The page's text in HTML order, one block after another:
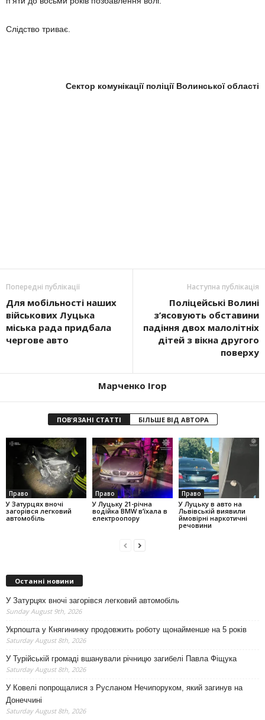
Слідство триває.
Сектор комунікації поліції Волинської області
Попередні публікації
Для мобільності наших
військових Луцька
міська рада придбала
чергове авто
Наступна публікація
Поліцейські Волині
з’ясовують обставини
падіння двох малолітніх
дітей з вікна другого
поверху
Марченко Ігор
ПОВ'ЯЗАНІ СТАТТІ БІЛЬШЕ ВІД АВТОРА
Право
У Затурцях вночі
загорівся легковий
автомобіль
Право
У Луцьку 21-річна
водійка BMW в’їхала в
електроопору
Право
У Луцьку в авто на
Львівській виявили
ймовірні наркотичні
речовини
Останні новини
У Затурцях вночі загорівся легковий автомобіль
Sunday August 9th, 2026
Укрпошта у Княгининку продовжить роботу щонайменше на 5 років
Saturday August 8th, 2026
У Турійській громаді вшанували річницю загибелі Павла Фіщука
Saturday August 8th, 2026
У Ковелі попрощалися з Русланом Нечипоруком, який загинув на
Донеччині
Saturday August 8th, 2026